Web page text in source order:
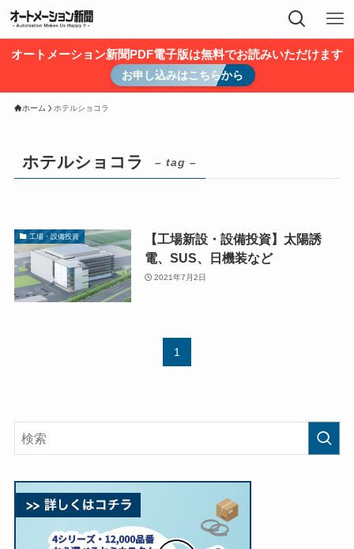
オートメーション新聞PDF電子版は無料でお読みいただけます
お申し込みはこちらから
ホーム ホテルショコラ
ホテルショコラ – tag –
工場・設備投資
【工場新設・設備投資】太陽誘
電、SUS、日機装など
2021年7月2日
1